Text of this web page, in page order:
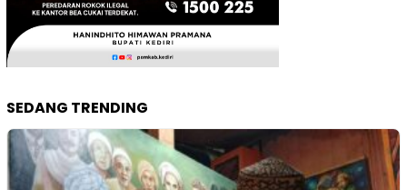
SEDANG TRENDING